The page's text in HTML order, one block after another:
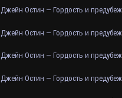
Джейн Остин — Гордость и
Джейн Остин — Гордость и
Джейн Остин — Гордость и
Джейн Остин — Гордость и